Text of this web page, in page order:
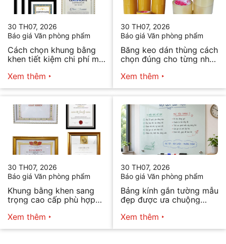
30 TH07, 2026
Báo giá Văn phòng phẩm
Cách chọn khung bằng
khen tiết kiệm chi phí mà
Xem thêm
30 TH07, 2026
Báo giá Văn phòng phẩm
Băng keo dán thùng cách
chọn đúng cho từng nhu
Xem thêm
30 TH07, 2026
Báo giá Văn phòng phẩm
Khung bằng khen sang
trọng cao cấp phù hợp
Xem thêm
30 TH07, 2026
Báo giá Văn phòng phẩm
Bảng kính gắn tường mẫu
đẹp được ưa chuộng
Xem thêm